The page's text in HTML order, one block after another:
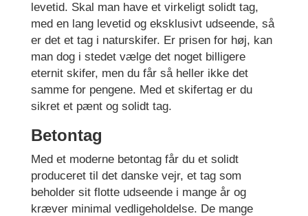
levetid. Skal man have et virkeligt solidt tag,
med en lang levetid og eksklusivt udseende, så
er det et tag i naturskifer. Er prisen for høj, kan
man dog i stedet vælge det noget billigere
eternit skifer, men du får så heller ikke det
samme for pengene. Med et skifertag er du
sikret et pænt og solidt tag.
Betontag
Med et moderne betontag får du et solidt
produceret til det danske vejr, et tag som
beholder sit flotte udseende i mange år og
kræver minimal vedligeholdelse. De mange